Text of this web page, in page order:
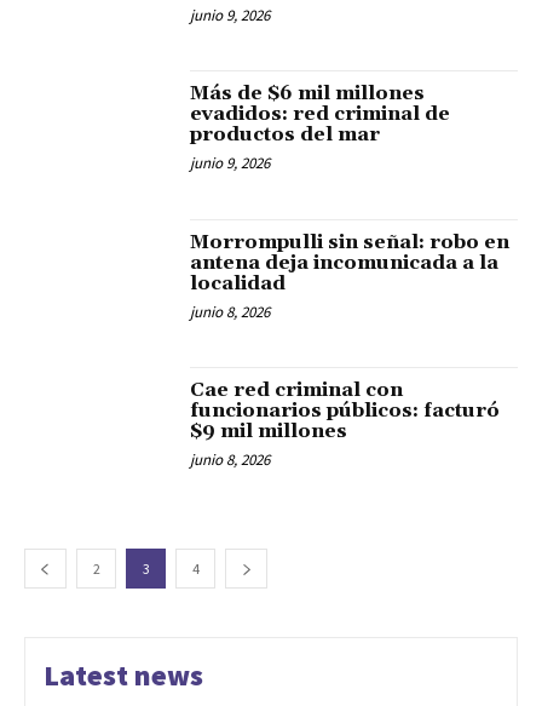
junio 9, 2026
Más de $6 mil millones
evadidos: red criminal de
productos del mar
junio 9, 2026
Morrompulli sin señal: robo en
antena deja incomunicada a la
localidad
junio 8, 2026
Cae red criminal con
funcionarios públicos: facturó
$9 mil millones
junio 8, 2026
2 3 4
Latest news